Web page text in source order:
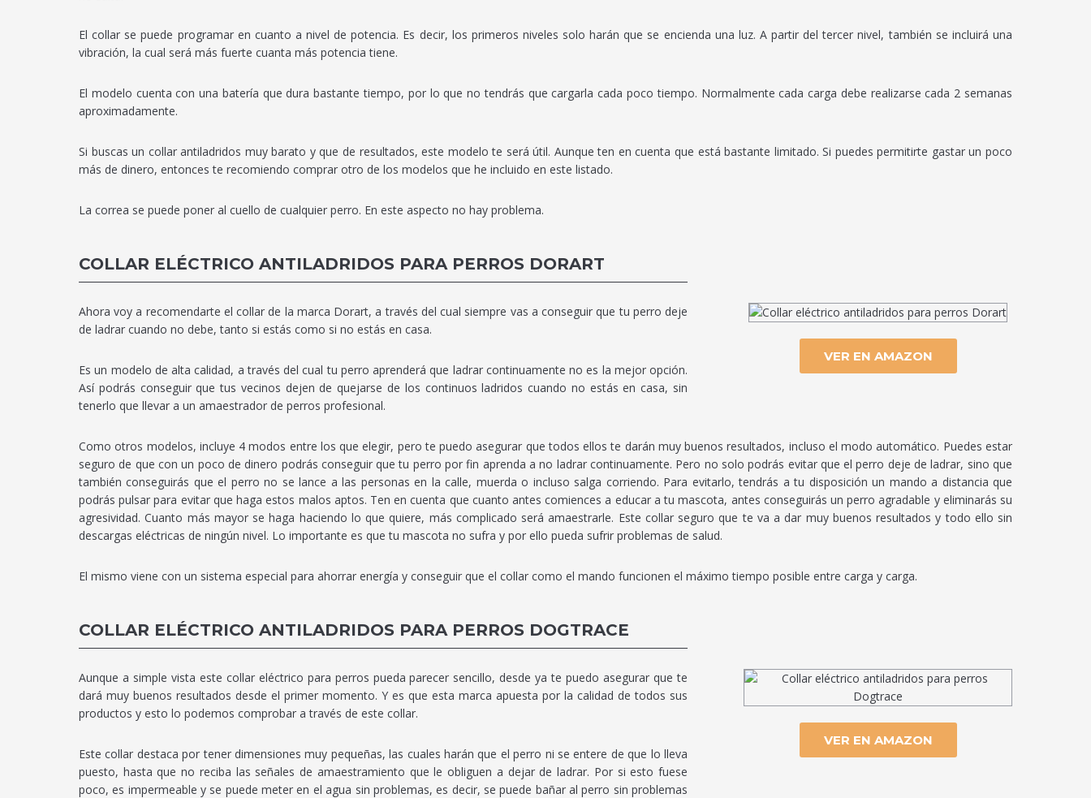
El collar se puede programar en cuanto a nivel de potencia. Es decir, los primeros niveles solo harán que se encienda una luz. A partir del tercer nivel, también se incluirá una
vibración, la cual será más fuerte cuanta más potencia tiene.
El modelo cuenta con una batería que dura bastante tiempo, por lo que no tendrás que cargarla cada poco tiempo. Normalmente cada carga debe realizarse cada 2 semanas
aproximadamente.
Si buscas un collar antiladridos muy barato y que de resultados, este modelo te será útil. Aunque ten en cuenta que está bastante limitado. Si puedes permitirte gastar un poco
más de dinero, entonces te recomiendo comprar otro de los modelos que he incluido en este listado.
La correa se puede poner al cuello de cualquier perro. En este aspecto no hay problema.
COLLAR ELÉCTRICO ANTILADRIDOS PARA PERROS DORART
VER EN AMAZON
Ahora voy a recomendarte el collar de la marca Dorart, a través del cual siempre vas a conseguir que tu perro deje
de ladrar cuando no debe, tanto si estás como si no estás en casa.
Es un modelo de alta calidad, a través del cual tu perro aprenderá que ladrar continuamente no es la mejor opción.
Así podrás conseguir que tus vecinos dejen de quejarse de los continuos ladridos cuando no estás en casa, sin
tenerlo que llevar a un amaestrador de perros profesional.
Como otros modelos, incluye 4 modos entre los que elegir, pero te puedo asegurar que todos ellos te darán muy buenos resultados, incluso el modo automático. Puedes estar
seguro de que con un poco de dinero podrás conseguir que tu perro por fin aprenda a no ladrar continuamente. Pero no solo podrás evitar que el perro deje de ladrar, sino que
también conseguirás que el perro no se lance a las personas en la calle, muerda o incluso salga corriendo. Para evitarlo, tendrás a tu disposición un mando a distancia que
podrás pulsar para evitar que haga estos malos aptos. Ten en cuenta que cuanto antes comiences a educar a tu mascota, antes conseguirás un perro agradable y eliminarás su
agresividad. Cuanto más mayor se haga haciendo lo que quiere, más complicado será amaestrarle. Este collar seguro que te va a dar muy buenos resultados y todo ello sin
descargas eléctricas de ningún nivel. Lo importante es que tu mascota no sufra y por ello pueda sufrir problemas de salud.
El mismo viene con un sistema especial para ahorrar energía y conseguir que el collar como el mando funcionen el máximo tiempo posible entre carga y carga.
COLLAR ELÉCTRICO ANTILADRIDOS PARA PERROS DOGTRACE
VER EN AMAZON
Aunque a simple vista este collar eléctrico para perros pueda parecer sencillo, desde ya te puedo asegurar que te
dará muy buenos resultados desde el primer momento. Y es que esta marca apuesta por la calidad de todos sus
productos y esto lo podemos comprobar a través de este collar.
Este collar destaca por tener dimensiones muy pequeñas, las cuales harán que el perro ni se entere de que lo lleva
puesto, hasta que no reciba las señales de amaestramiento que le obliguen a dejar de ladrar. Por si esto fuese
poco, es impermeable y se puede meter en el agua sin problemas, es decir, se puede bañar al perro sin problemas